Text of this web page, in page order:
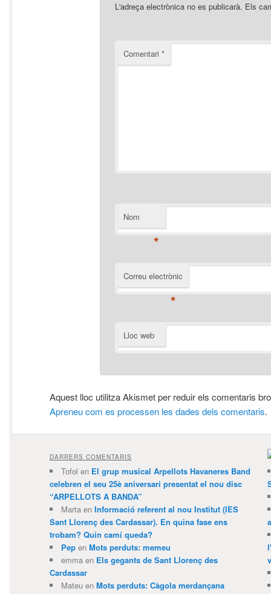
L'adreça electrònica no es publicarà. Els
Comentari *
Nom
*
Correu electrònic
*
Lloc web
Aquest lloc utilitza Akismet per reduir els comentaris
Apreneu com es processen les dades dels comentaris.
DARRERS COMENTARIS
Tofol en El grup musical Arpellots Havaneres Band
celebren el seu 25è aniversari presentat el nou disc
“ARPELLOTS A BANDA”
Martaen Informació referent al nou Institut (IES
Sant Llorenç des Cardassar). En quina fase ens
trobam? Quin camí queda?
Pepen Mots perduts: memeu
emmaen Els gegants de Sant Llorenç des
Cardassar
Mateuen Mots perduts: Càgola merdançana